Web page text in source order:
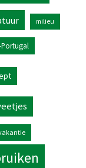
milieu